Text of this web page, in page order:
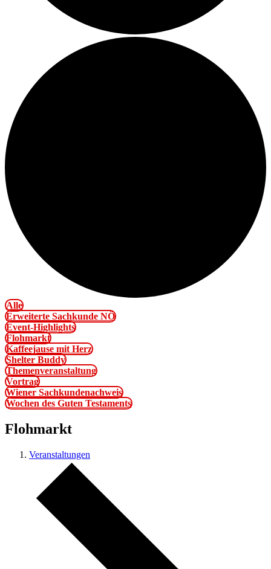
Alle
Erweiterte Sachkunde NÖ
Event-Highlights
Flohmarkt
Kaffeejause mit Herz
Shelter Buddy
Themenveranstaltung
Vortrag
Wiener Sachkundenachweis
Wochen des Guten Testaments
Flohmarkt
Veranstaltungen